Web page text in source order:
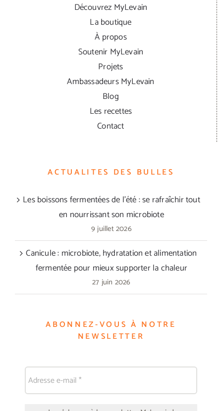
Découvrez MyLevain
La boutique
À propos
Soutenir MyLevain
Projets
Ambassadeurs MyLevain
Blog
Les recettes
Contact
ACTUALITES DES BULLES
Les boissons fermentées de l’été : se rafraîchir tout
en nourrissant son microbiote
9 juillet 2026
Canicule : microbiote, hydratation et alimentation
fermentée pour mieux supporter la chaleur
27 juin 2026
ABONNEZ-VOUS À NOTRE
NEWSLETTER